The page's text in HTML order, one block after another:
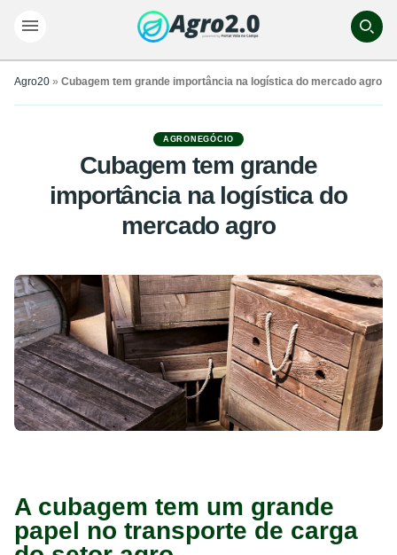
Agro20 » Cubagem tem grande importância na logística do mercado agro
AGRONEGÓCIO
Cubagem tem grande
importância na logística do
mercado agro
A cubagem tem um grande
papel no transporte de carga